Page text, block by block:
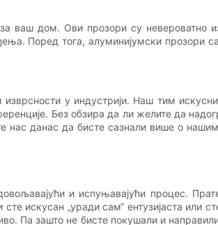
ваш дом. Ови прозори су невероватно
Поред тога, алуминијумски прозори
у индустрији. Наш тим
Без обзира да ли желите да
нас данас да бисте сазнали више о
и испуњавајући процес.
искусан „уради сам“ ентузијаста или
Па зашто не бисте покушали и